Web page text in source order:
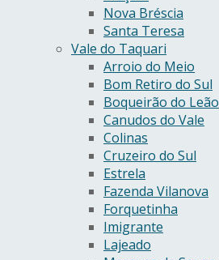
Nova Bréscia
Santa Teresa
Vale do Taquari
Arroio do Meio
Bom Retiro do Sul
Boqueirão do Leão
Canudos do Vale
Colinas
Cruzeiro do Sul
Estrela
Fazenda Vilanova
Forquetinha
Imigrante
Lajeado